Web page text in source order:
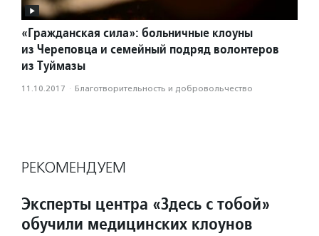
«Гражданская сила»: больничные клоуны
из Череповца и семейный подряд волонтеров
из Туймазы
11.10.2017 · Благотвори­тель­ность и доброволь­чест­во
РЕКОМЕНДУЕМ
Эксперты центра «Здесь с тобой»
обучили медицинских клоунов